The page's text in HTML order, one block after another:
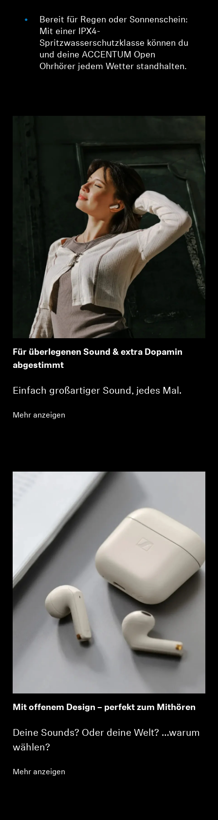
Bereit für Regen oder Sonnenschein:
Mit einer IPX4-
Spritzwasserschutzklasse können du
und deine ACCENTUM Open
Ohrhörer jedem Wetter standhalten.
Für überlegenen Sound & extra Dopamin
abgestimmt
Einfach großartiger Sound, jedes Mal.
Mehr anzeigen
Mit offenem Design – perfekt zum Mithören
Deine Sounds? Oder deine Welt? …warum
wählen?
Mehr anzeigen